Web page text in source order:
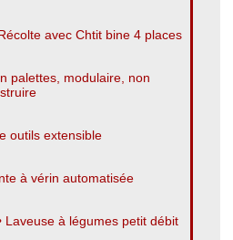
avec Chtit bine 4 places
palettes, modulaire, non
outils extensible
à vérin automatisée
Laveuse à légumes petit débit